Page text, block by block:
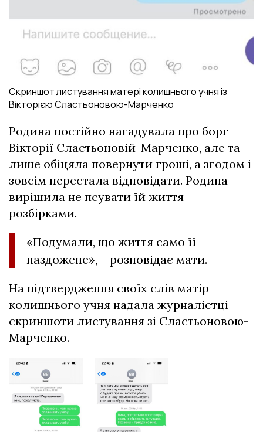
Скриншот листування матері колишнього учня із
Вікторією Сластьоновою-Марченко
Родина постійно нагадувала про борг
Вікторії Сластьоновій-Марченко, але та
лише обіцяла повернути гроші, а згодом і
зовсім перестала відповідати. Родина
вирішила не псувати їй життя
розбірками.
«Подумали, що життя само її
наздожене», – розповідає мати.
На підтвердження своїх слів матір
колишнього учня надала журналістці
скриншоти листування зі Сластьоновою-
Марченко.